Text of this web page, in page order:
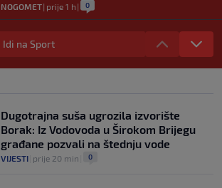
NOGOMET| prije 1 h | 0
Navijački neredi u Litvaniji: Torcida se
potukla u centru grada? (VIDEO)
prije 1 h|
Idi na Sport
Dugotrajna suša ugrozila izvorište
Borak: Iz Vodovoda u Širokom Brijegu
građane pozvali na štednju vode
VIJESTI prije 20 min 0